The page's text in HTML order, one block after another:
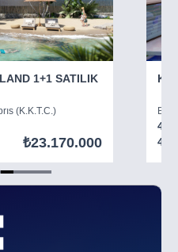
1+1 SATILIK
(K.K.T.C.)
₺23.170.000
45
403